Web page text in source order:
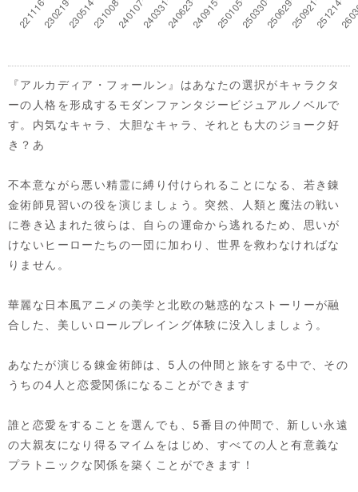
『アルカディア・フォールン』はあなたの選択がキャラクタ
ーの人格を形成するモダンファンタジービジュアルノベルで
す。内気なキャラ、大胆なキャラ、それとも大のジョーク好
き？あ
不本意ながら悪い精霊に縛り付けられることになる、若き錬
金術師見習いの役を演じましょう。突然、人類と魔法の戦い
に巻き込まれた彼らは、自らの運命から逃れるため、思いが
けないヒーローたちの一団に加わり、世界を救わなければな
りません。
華麗な日本風アニメの美学と北欧の魅惑的なストーリーが融
合した、美しいロールプレイング体験に没入しましょう。
あなたが演じる錬金術師は、5人の仲間と旅をする中で、その
うちの4人と恋愛関係になることができます
誰と恋愛をすることを選んでも、5番目の仲間で、新しい永遠
の大親友になり得るマイムをはじめ、すべての人と有意義な
プラトニックな関係を築くことができます！